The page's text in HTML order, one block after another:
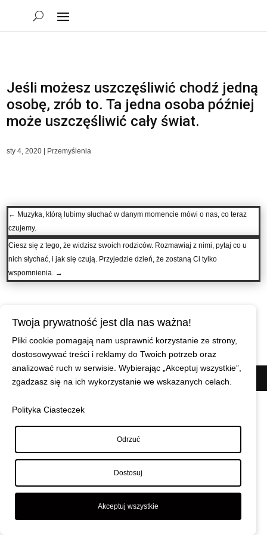
Jeśli możesz uszczęśliwić chodź jedną
osobę, zrób to. Ta jedna osoba później
może uszczęśliwić cały świat.
sty 4, 2020 Przemyślenia
← Muzyka, którą lubimy słuchać w danym momencie mówi o nas, co teraz
czujemy.
Ciesz się z tego, że widzisz swoich rodziców. Rozmawiaj z nimi, pytaj co u
nich słychać, i jak się czują. Przyjedzie dzień, że zostaną Ci tylko
wspomnienia. →
© Maciej Wiszniewski |Polityka prywatności
Twoja prywatność jest dla nas ważna!
Pliki cookie pomagają nam usprawnić korzystanie ze strony,
dostosowywać treści i reklamy do Twoich potrzeb oraz
analizować ruch w serwisie. Wybierając „Akceptuj wszystkie”,
zgadzasz się na ich wykorzystanie we wskazanych celach.
Polityka Ciasteczek
Odrzuć
Dostosuj
Akceptuj wszystkie